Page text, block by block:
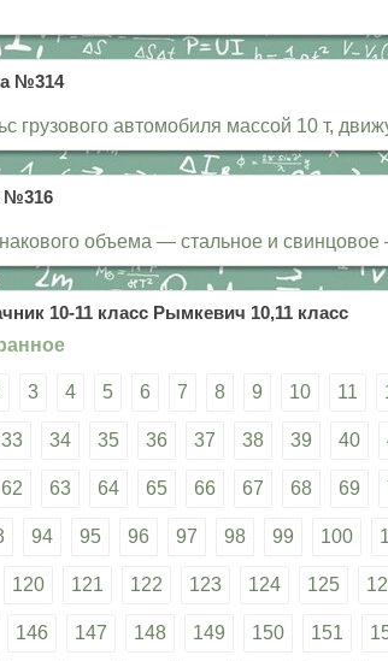
№314
автомобиля массой 10 т,
№316
объема — стальное и свинцовое
10-11 класс Рымкевич 10,11 класс
3 4 5 6 7 8 9 10 11
33 34 35 36 37 38 39 40
62 63 64 65 66 67 68 69
94 95 96 97 98 99 100
120 121 122 123 124 125
146 147 148 149 150 151